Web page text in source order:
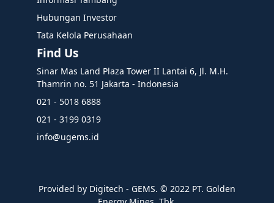
Hubungan Investor
Tata Kelola Perusahaan
Find Us
Sinar Mas Land Plaza Tower II Lantai 6, Jl. M.H.
Thamrin no. 51 Jakarta - Indonesia
021 - 5018 6888
021 - 3199 0319
info@ugems.id
Provided by Digitech - GEMS. ©️ 2022 PT. Golden